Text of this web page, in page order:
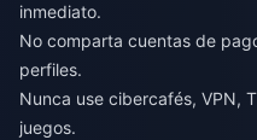
inmediato.
No comparta cuentas de
perfiles.
Nunca use cibercafés, VPN,
juegos.